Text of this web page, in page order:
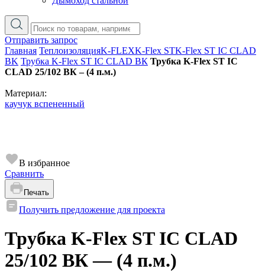
Отправить запрос
Главная ТеплоизоляцияK-FLEXK-Flex STK-Flex ST IC CLAD
BK Трубка K-Flex ST IC CLAD ВК Трубка K-Flex ST IC
CLAD 25/102 ВК – (4 п.м.)
Материал:
каучук вспененный
В избранное
Сравнить
Печать
Получить предложение для проекта
Трубка K-Flex ST IC CLAD
25/102 ВК — (4 п.м.)